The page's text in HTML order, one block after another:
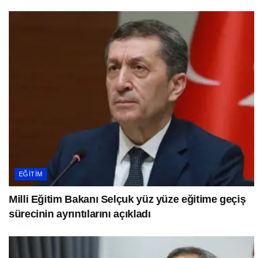
EĞITIM
Milli Eğitim Bakanı Selçuk yüz yüze eğitime geçiş
sürecinin ayrıntılarını açıkladı